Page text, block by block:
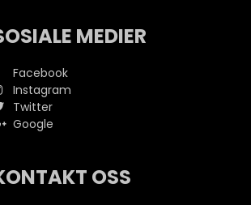
MEDIER
Facebook
Instagram
Twitter
Google
OSS